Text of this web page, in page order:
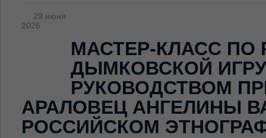
29 июня
2026
МАСТЕР-КЛАСС ПО
ДЫМКОВСКОЙ
РУКОВОДСТВОМ
АРАЛОВЕЦ АНГЕЛИНЫ
РОССИЙСКОМ